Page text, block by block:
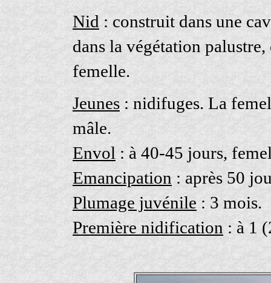
Nid : construit dans une
dans la végétation
femelle.
Jeunes : nidifuges. La
mâle.
Envol : à 40-45 jours,
Emancipation : après 50
Plumage juvénile : 3 mois.
Première nidification: à 1